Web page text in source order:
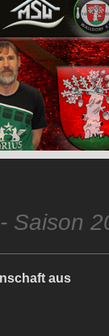
Saison
aus